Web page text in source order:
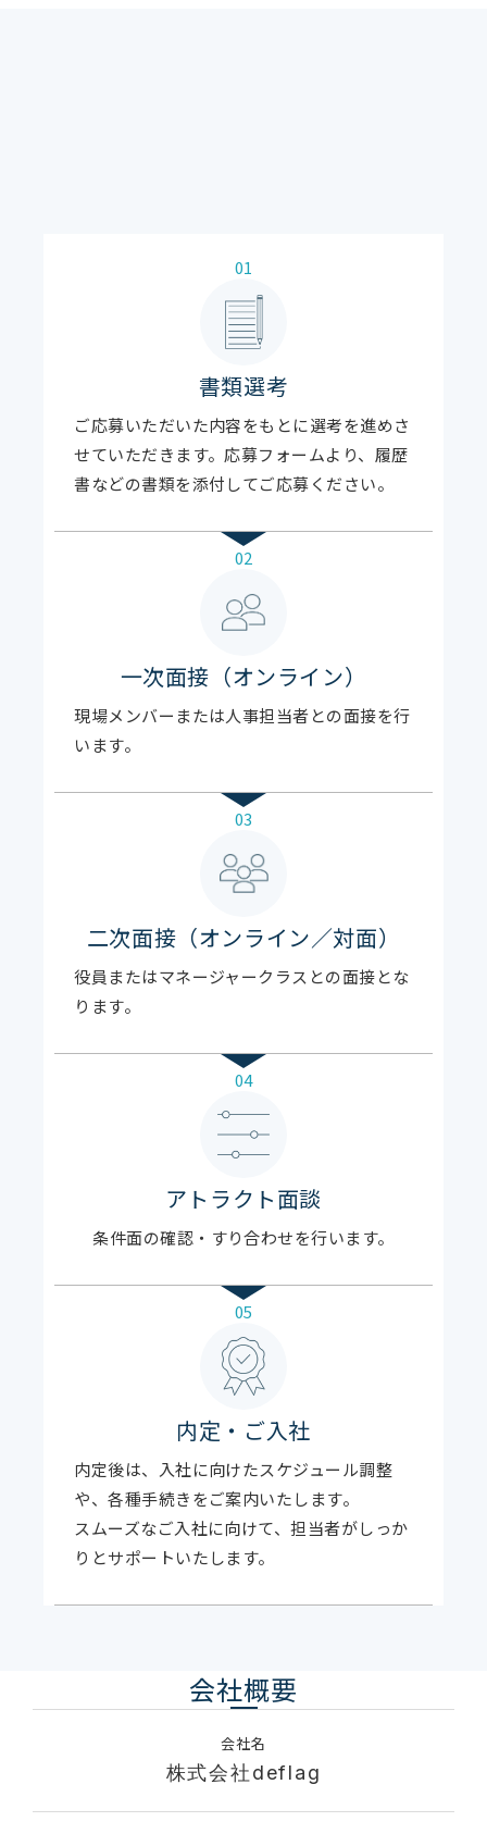
01
書類選考
ご応募いただいた内容をもとに選考を進めさ
せていただきます。応募フォームより、履歴
書などの書類を添付してご応募ください。
02
一次面接（オンライン）
現場メンバーまたは人事担当者との面接を行
います。
03
二次面接（オンライン／対面）
役員またはマネージャークラスとの面接とな
ります。
04
アトラクト面談
条件面の確認・すり合わせを行います。
05
内定・ご入社
内定後は、入社に向けたスケジュール調整
や、各種手続きをご案内いたします。
スムーズなご入社に向けて、担当者がしっか
りとサポートいたします。
会社概要
会社名
株式会社deflag